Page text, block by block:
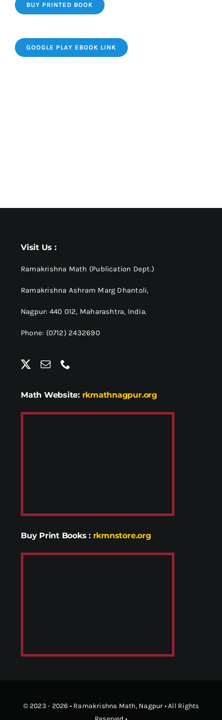
BUY PRINTED BOOK
GOOGLE PLAY EBOOK LINK
Visit Us :
Ramakrishna Math (Publication Dept.)
Ramakrishna Ashram Marg Dhantoli,
Nagpur: 440 012, Maharashtra, India.
Phone: (0712) 2432690
Math Website: rkmathnagpur.org
Buy Print Books : rkmnstore.org
© 2023 - 2026 • Ramakrishna Math, Nagpur • All Rights